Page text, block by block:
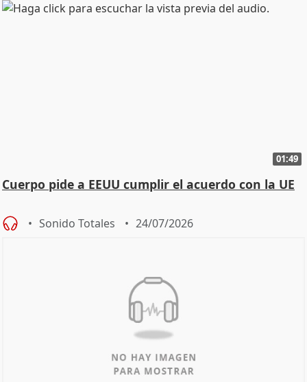
01:49
Cuerpo pide a EEUU cumplir el acuerdo con la UE
Sonido Totales 24/07/2026